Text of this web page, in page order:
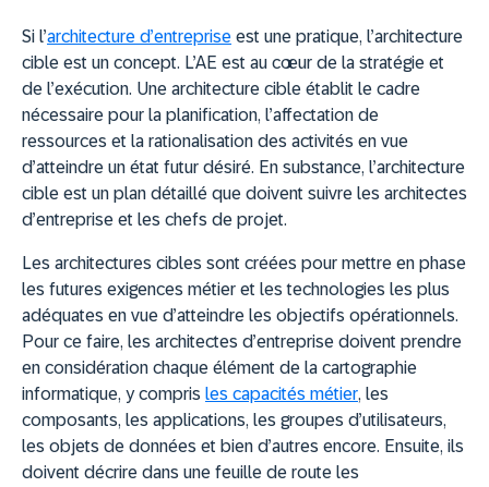
Si l’architecture d’entreprise est une pratique, l’architecture
cible est un concept. L’AE est au cœur de la stratégie et
de l’exécution. Une architecture cible établit le cadre
nécessaire pour la planification, l’affectation de
ressources et la rationalisation des activités en vue
d’atteindre un état futur désiré. En substance, l’architecture
cible est un plan détaillé que doivent suivre les architectes
d’entreprise et les chefs de projet.
Les architectures cibles sont créées pour mettre en phase
les futures exigences métier et les technologies les plus
adéquates en vue d’atteindre les objectifs opérationnels.
Pour ce faire, les architectes d’entreprise doivent prendre
en considération chaque élément de la cartographie
informatique, y compris les capacités métier, les
composants, les applications, les groupes d’utilisateurs,
les objets de données et bien d’autres encore. Ensuite, ils
doivent décrire dans une feuille de route les